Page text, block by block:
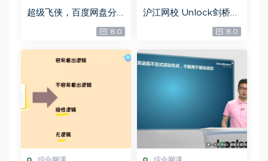
超级飞侠，百度网盘分
8.0
沪江网校 Unlock剑桥留
学英语A1-A2【畅学
班】百度云分享，百度
网盘分享
8.0